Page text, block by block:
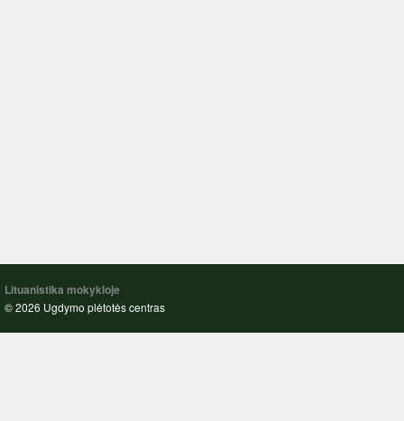
Lituanistika mokykloje
© 2026 Ugdymo plėtotės centras